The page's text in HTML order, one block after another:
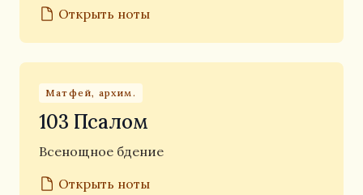
Открыть ноты
Матфей, архим.
103 Псалом
Всенощное бдение
Открыть ноты